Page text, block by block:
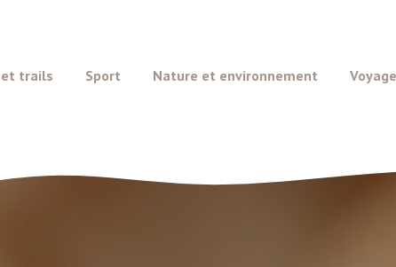
et trails Sport Nature et environnement